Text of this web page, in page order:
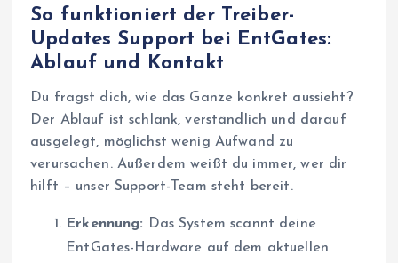
So funktioniert der Treiber-
Updates Support bei EntGates:
Ablauf und Kontakt
Du fragst dich, wie das Ganze konkret aussieht?
Der Ablauf ist schlank, verständlich und darauf
ausgelegt, möglichst wenig Aufwand zu
verursachen. Außerdem weißt du immer, wer dir
hilft – unser Support-Team steht bereit.
Erkennung: Das System scannt deine
EntGates-Hardware auf dem aktuellen